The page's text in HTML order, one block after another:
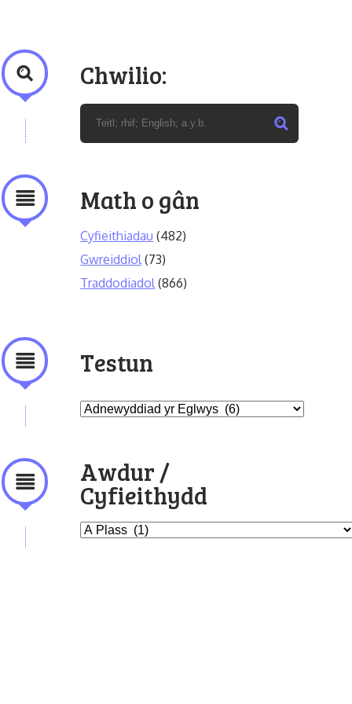
Chwilio:
Math o gân
Cyfieithiadau (482)
Gwreiddiol (73)
Traddodiadol (866)
Testun
Awdur /
Cyfieithydd